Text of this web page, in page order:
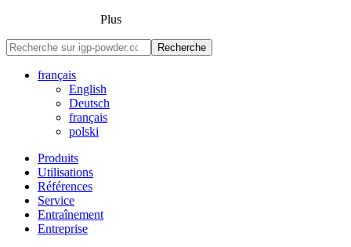
Plus
Recherche
français
English
Deutsch
français
polski
Produits
Utilisations
Références
Service
Entraînement
Entreprise